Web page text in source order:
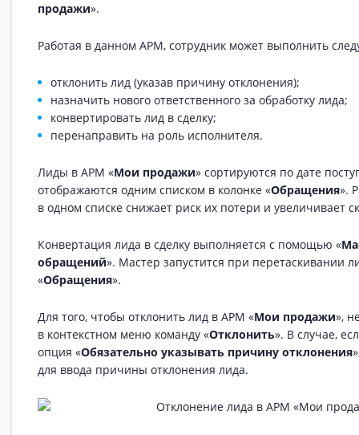
продажи».
Работая в данном АРМ, сотрудник может выполнить
отклонить лид (указав причину отклонения);
назначить нового ответственного за обработку лида;
конвертировать лид в сделку;
перенаправить на роль исполнителя.
Лиды в АРМ «Мои продажи» сортируются по дате
отображаются одним списком в колонке «Обращения».
в одном списке снижает риск их потери и увеличивает
Конвертация лида в сделку выполняется с помощью «
обращений». Мастер запустится при перетаскивании
«Обращения».
Для того, чтобы отклонить лид в АРМ «Мои продажи»,
в контекстном меню команду «Отклонить». В случае,
опция «Обязательно указывать причину отклонения
для ввода причины отклонения лида.